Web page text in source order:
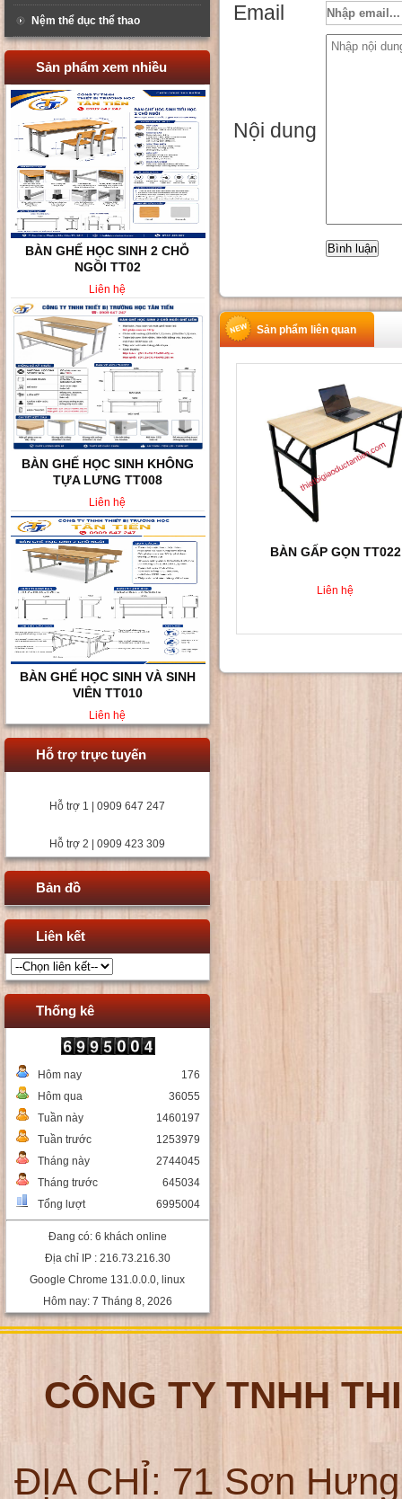
Nệm thể dục thể thao
Sản phẩm xem nhiều
BÀN GHẾ HỌC SINH 2 CHỖ
NGỒI TT02
Liên hệ
BÀN GHẾ HỌC SINH KHÔNG
TỰA LƯNG TT008
Liên hệ
BÀN GHẾ HỌC SINH VÀ SINH
VIÊN TT010
Liên hệ
Hỗ trợ trực tuyến
Hỗ trợ 1 | 0909 647 247
Hỗ trợ 2 | 0909 423 309
Bản đồ
Liên kết
Thống kê
Hôm nay
176
Hôm qua
36055
Tuần này
1460197
Tuần trước
1253979
Tháng này
2744045
Tháng trước
645034
Tổng lượt
6995004
Đang có: 6 khách online
Địa chỉ IP : 216.73.216.30
Google Chrome 131.0.0.0, linux
Hôm nay: 7 Tháng 8, 2026
Email
Nội dung
Sản phẩm liên quan
BÀN GẤP GỌN TT022
Liên hệ
CÔNG TY TNHH
ĐỊA CHỈ: 71 Sơn